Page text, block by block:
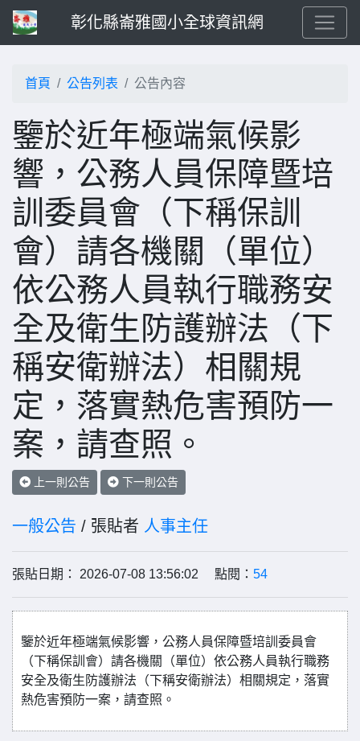
彰化縣崙雅國小全球資訊網
首頁 公告列表 公告內容
鑒於近年極端氣候影
響，公務人員保障暨培
訓委員會（下稱保訓
會）請各機關（單位）
依公務人員執行職務安
全及衛生防護辦法（下
稱安衛辦法）相關規
定，落實熱危害預防一
案，請查照。
上一則公告 下一則公告
一般公告 / 張貼者 人事主任
張貼日期： 2026-07-08 13:56:02 點閱： 54
鑒於近年極端氣候影響，公務人員保障暨培訓委員會
（下稱保訓會）請各機關（單位）依公務人員執行職務
安全及衛生防護辦法（下稱安衛辦法）相關規定，落實
熱危害預防一案，請查照。